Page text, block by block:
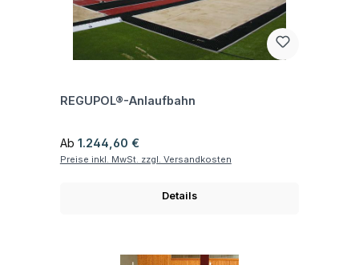
REGUPOL®-Anlaufbahn
Regulärer Preis:
Ab 1.244,60 €
Preise inkl. MwSt. zzgl. Versandkosten
Details